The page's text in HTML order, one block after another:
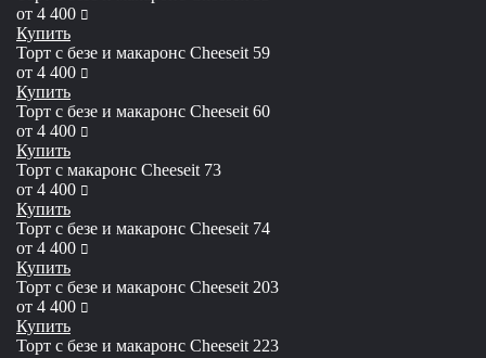
от 4 400 руб
Купить
Торт с безе и макаронс Сheeseit 59
от 4 400 руб
Купить
Торт с безе и макаронс Сheeseit 60
от 4 400 руб
Купить
Торт с макаронс Сheeseit 73
от 4 400 руб
Купить
Торт с безе и макаронс Сheeseit 74
от 4 400 руб
Купить
Торт с безе и макаронс Сheeseit 203
от 4 400 руб
Купить
Торт с безе и макаронс Сheeseit 223